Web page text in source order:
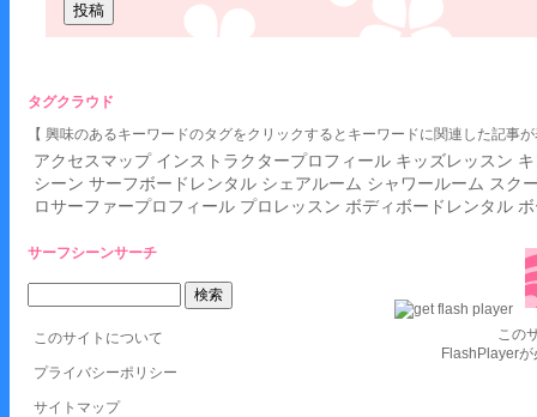
タグクラウド
【 興味のあるキーワードのタグをクリックするとキーワードに関連した記事
アクセスマップ インストラクタープロフィール キッズレッスン
シーン サーフボードレンタル シェアルーム シャワールーム スク
ロサーファープロフィール プロレッスン ボディボードレンタル
サーフシーンサーチ
このサイトについて
プライバシーポリシー
サイトマップ
この
FlashPlayer